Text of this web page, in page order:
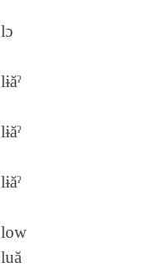
lɔ
lɨăˀ
lɨăˀ
lɨăˀ
low
luă